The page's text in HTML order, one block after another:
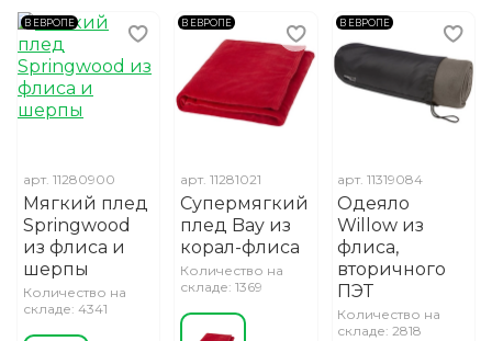
В ЕВРОПЕ
арт. 11280900
Мягкий плед
Springwood
из флиса и
шерпы
Количество на
складе: 4341
В ЕВРОПЕ
арт.11281021
Супермягкий
плед Bay из
корал-флиса
Количество на
складе: 1369
В ЕВРОПЕ
арт.11319084
Одеяло
Willow из
флиса,
вторичного
ПЭТ
Количество на
складе: 2818